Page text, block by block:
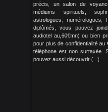
précis, un salon de
médiums spirituels,
astrologues, numérologues,
diplômés, vous pouvez
audiotel au,60€mn) ou bien
pour plus de confidentialité au
téléphone est non surtaxée.
pouvez aussi découvrir (...)